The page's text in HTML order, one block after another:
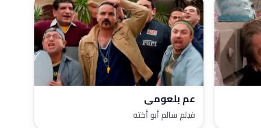
عم بلعومي
فيلم سالم أبو أخته